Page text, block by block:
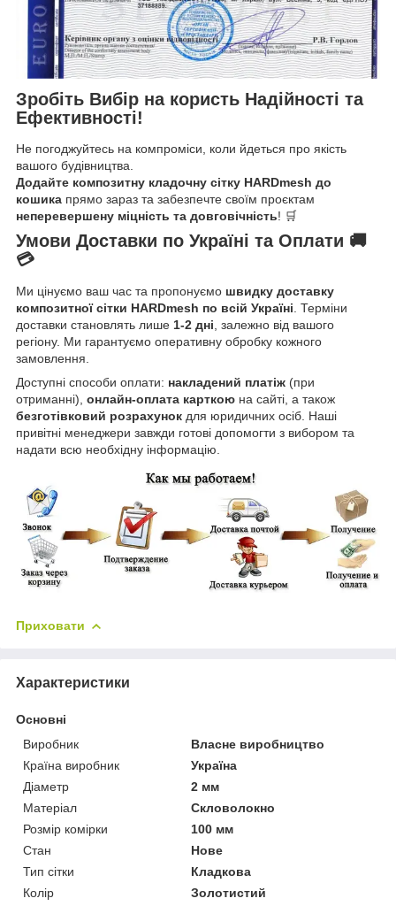
Зробіть Вибір на користь Надійності та
Ефективності!
Не погоджуйтесь на компроміси, коли йдеться про якість
вашого будівництва.
Додайте композитну кладочну сітку HARDmesh до
кошика прямо зараз та забезпечте своїм проєктам
неперевершену міцність та довговічність! 🛒
Умови Доставки по Україні та Оплати 🚚
💳
Ми цінуємо ваш час та пропонуємо швидку доставку
композитної сітки HARDmesh по всій Україні . Терміни
доставки становлять лише 1-2 дні , залежно від вашого
регіону. Ми гарантуємо оперативну обробку кожного
замовлення.
Доступні способи оплати: накладений платіж (при
отриманні), онлайн-оплата карткою на сайті, а також
безготівковий розрахунок для юридичних осіб. Наші
привітні менеджери завжди готові допомогти з вибором та
надати всю необхідну інформацію.
Приховати
Характеристики
Основні
Виробник
Власне виробництво
Країна виробник
Україна
Діаметр
2 мм
Матеріал
Скловолокно
Розмір комірки
100 мм
Стан
Нове
Тип сітки
Кладкова
Колір
Золотистий